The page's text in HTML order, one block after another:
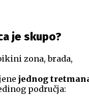
je skupo?
zona, brada,
jednog
područja: